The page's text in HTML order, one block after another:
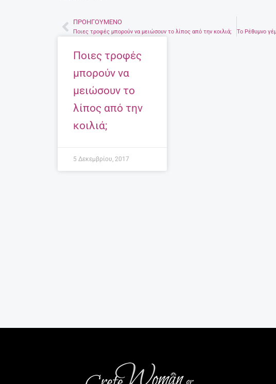
Prev
ΠΡΟΗΓΟΎΜΕΝΟ
Ποιες τροφές μπορούν να μειώσουν το λίπος από την κοιλιά;
Ποιες τροφές
μπορούν να
μειώσουν το
λίπος από την
κοιλιά;
5 Δεκεμβρίου, 2017